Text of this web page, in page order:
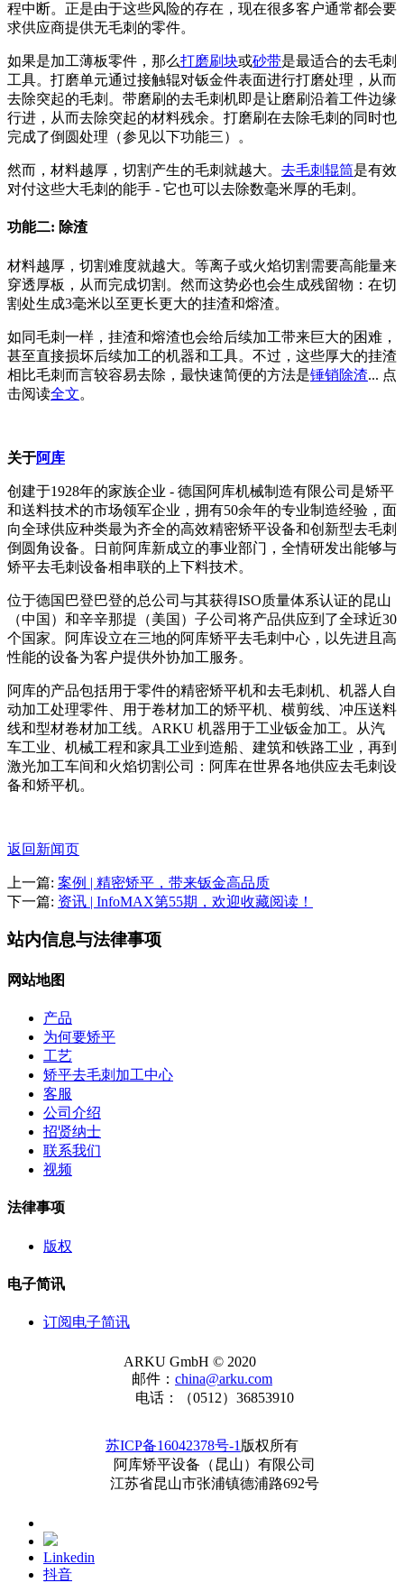
程中断。正是由于这些风险的存在，现在很多客户通常都会要
求供应商提供无毛刺的零件。
如果是加工薄板零件，那么打磨刷块或砂带是最适合的去毛刺
工具。打磨单元通过接触辊对钣金件表面进行打磨处理，从而
去除突起的毛刺。带磨刷的去毛刺机即是让磨刷沿着工件边缘
行进，从而去除突起的材料残余。打磨刷在去除毛刺的同时也
完成了倒圆处理（参见以下功能三）。
然而，材料越厚，切割产生的毛刺就越大。 去毛刺辊筒是有效
对付这些大毛刺的能手 - 它也可以去除数毫米厚的毛刺。
功能二: 除渣
材料越厚，切割难度就越大。等离子或火焰切割需要高能量来
穿透厚板，从而完成切割。然而这势必也会生成残留物：在切
割处生成3毫米以至更长更大的挂渣和熔渣。
如同毛刺一样，挂渣和熔渣也会给后续加工带来巨大的困难，
甚至直接损坏后续加工的机器和工具。不过，这些厚大的挂渣
相比毛刺而言较容易去除，最快速简便的方法是锤销除渣... 点
击阅读全文。
关于阿库
创建于1928年的家族企业 - 德国阿库机械制造有限公司是矫平
和送料技术的市场领军企业，拥有50余年的专业制造经验，面
向全球供应种类最为齐全的高效精密矫平设备和创新型去毛刺
倒圆角设备。日前阿库新成立的事业部门，全情研发出能够与
矫平去毛刺设备相串联的上下料技术。
位于德国巴登巴登的总公司与其获得ISO质量体系认证的昆山
（中国）和辛辛那提（美国）子公司将产品供应到了全球近30
个国家。阿库设立在三地的阿库矫平去毛刺中心，以先进且高
性能的设备为客户提供外协加工服务。
阿库的产品包括用于零件的精密矫平机和去毛刺机、机器人自
动加工处理零件、用于卷材加工的矫平机、横剪线、冲压送料
线和型材卷材加工线。ARKU 机器用于工业钣金加工。从汽
车工业、机械工程和家具工业到造船、建筑和铁路工业，再到
激光加工车间和火焰切割公司：阿库在世界各地供应去毛刺设
备和矫平机。
返回新闻页
上一篇: 案例 | 精密矫平，带来钣金高品质
下一篇: 资讯 | InfoMAX第55期，欢迎收藏阅读！
站内信息与法律事项
网站地图
产品
为何要矫平
工艺
矫平去毛刺加工中心
客服
公司介绍
招贤纳士
联系我们
视频
法律事项
版权
电子简讯
订阅电子简讯
ARKU GmbH © 2020
邮件： china@arku.com
电话：（0512）36853910
苏ICP备16042378号-1 版权所有
阿库矫平设备（昆山）有限公司
江苏省昆山市张浦镇德浦路692号
Linkedin
抖音